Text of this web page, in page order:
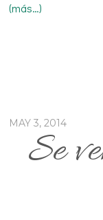
(más…)
MAY 3, 2014
Se